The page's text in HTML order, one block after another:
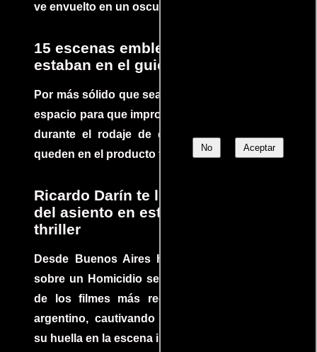
No Aceptar
ve envuelto en un oscuro mundo de crimen
15 escenas emblemáticas que no
estaban en el guion
Por más sólido que sea un guión siempre hay
espacio para que improvisaciones que se dan
durante el rodaje de determinadas escenas
queden en el producto final.
Ricardo Darín te llevará al borde
del asiento en este increíble
thriller
Desde Buenos Aires hasta el mundo, Tesis
sobre un Homicidio se ha convertido en uno
de los filmes más recomendados del cine
argentino, cautivando audiencias y dejando
su huella en la escena internacional.